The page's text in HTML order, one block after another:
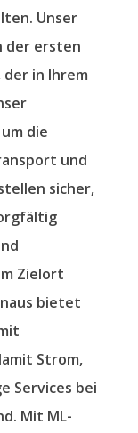
Unser
der ersten
in Ihrem
die
und
sicher,
Zielort
bietet
Strom,
Services bei
Mit ML-